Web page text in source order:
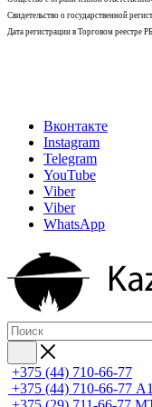
Свидетельство о государственной
Дата регистрации в Торговом
Вконтакте
Instagram
Telegram
YouTube
Viber
Viber
WhatsApp
+375 (44) 710-66-77
+375 (44) 710-66-77 А1